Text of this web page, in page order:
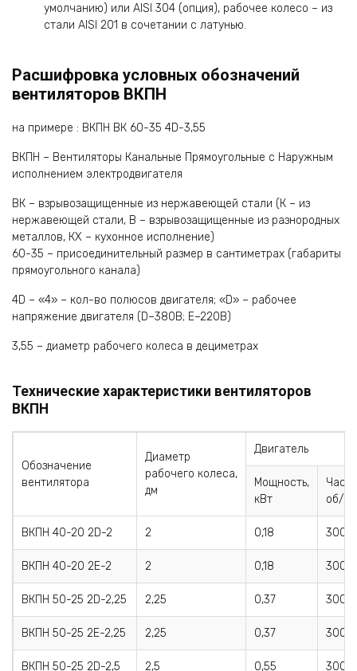
умолчанию) или AISI 304 (опция), рабочее колесо – из
стали AISI 201 в сочетании с латунью.
Расшифровка условных обозначений
вентиляторов ВКПН
на примере : ВКПН ВК 60-35 4D-3,55
ВКПН – Вентиляторы Канальные Прямоугольные с Наружным
исполнением электродвигателя
ВК – взрывозащищенные из нержавеющей стали (К – из
нержавеющей стали, В – взрывозащищенные из разнородных
металлов, КХ – кухонное исполнение)
60-35 – присоединительный размер в сантиметрах (габариты
прямоугольного канала)
4D – «4» – кол-во полюсов двигателя; «D» – рабочее
напряжение двигателя (D–380B; E–220B)
3,55 – диаметр рабочего колеса в дециметрах
Технические характеристики вентиляторов
ВКПН
Обозначение
вентилятора
Диаметр
рабочего колеса,
дм
Двигатель
Мощность,
кВт
об/
ВКПН 40-20 2D-2 2 0,18 3000
ВКПН 40-20 2E-2 2 0,18 3000
ВКПН 50-25 2D-2,25 2,25 0,37 3000
ВКПН 50-25 2E-2,25 2,25 0,37 3000
ВКПН 50-25 2D-2,5 2,5 0,55 3000